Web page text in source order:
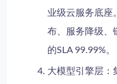
业级云服务底座
布、服务降级、
的SLA 99.99%。
大模型引擎层